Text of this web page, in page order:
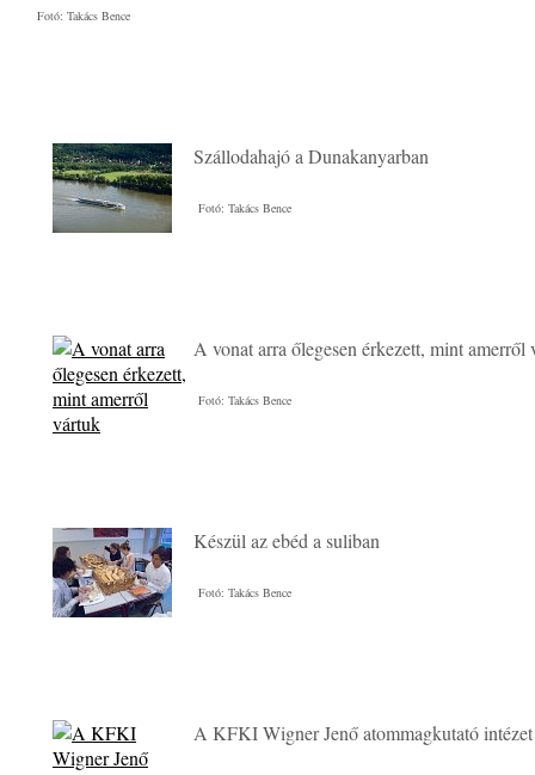
Fotó: Takács Bence
Szállodahajó a Dunakanyarban
Fotó: Takács Bence
A vonat arra őlegesen érkezett, mint amerről
Fotó: Takács Bence
Készül az ebéd a suliban
Fotó: Takács Bence
A KFKI Wigner Jenő atommagkutató intézet